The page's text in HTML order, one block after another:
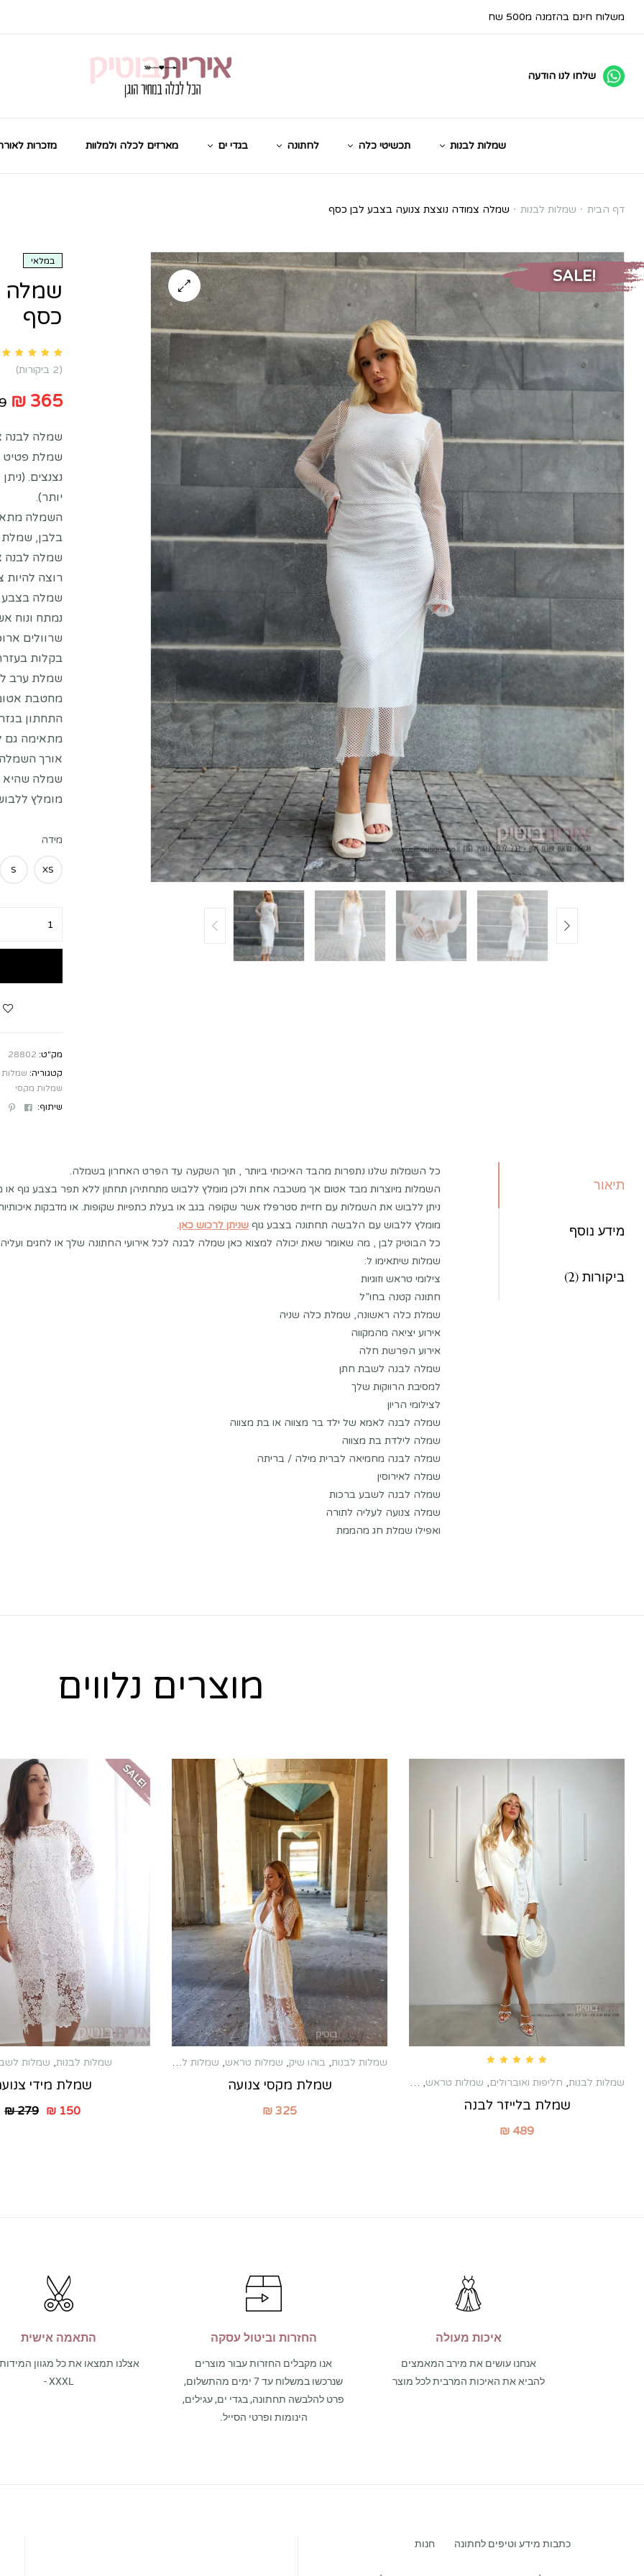
משלוח חינם בהזמנה מ500 שח
שלחו לנו הודעה
שמלות לבנות תכשיטי כלה לחתונה בגדי ים מארזים לכלה ולמלוות מזכרות
שמלה
צמודה
נוצצת
צנועה
בצבע
לבן
כסף
דף הבית שמלות לבנות שמלה צמודה נוצצת צנועה בצבע לבן כסף
SALE!
במלאי
שמלה
כסף
2
ratings(
2 ביקורות)
₪365
שמלה לבנה
שמלת פטיט
נצנצים.
יותר).
השמלה
בלבן, שמלת
שמלה לבנה
רוצה להיות
שמלה בצבע
נמתח ונוח
שרוולים
בקלות
שמלת ערב
מחטבת
התחתון
מתאימה גם
אורך השמלה
שמלה שהיא
מומלץ
מידה
XS
S
מק"ט: 28802
קטגוריה:
שמלות מקסי
שיתוף:
תיאור
מידע נוסף
ביקורות (2)
כל השמלות שלנו נתפרות מהבד האיכותי ביותר , תוך השקעה עד הפרט האחרון בשמלה.
השמלות מיוצרות מבד אטום אך משכבה אחת ולכן מומלץ ללבוש מתחתיהן תחתון ללא תפר בצבע גוף או
ניתן ללבוש את השמלות עם חזיית סטרפלז אשר שקופה בגב או בעלת כתפיות שקופות. או מדבקות
מומלץ ללבוש עם הלבשה תחתונה בצבע גוף שניתן לרכוש כאן.
כל הבוטיק לבן , מה שאומר שאת יכולה למצוא כאן שמלה לבנה לכל אירועי החתונה שלך או לחגים
שמלות שיתאימו ל:
צילומי טראש וזוגיות
חתונה קטנה בחו”ל
שמלת כלה ראשונה, שמלת כלה שניה
אירוע יציאה מהמקווה
אירוע הפרשת חלה
שמלה לבנה לשבת חתן
למסיבת הרווקות שלך
לצילומי הריון
שמלה לבנה לאמא של ילד בר מצווה או בת מצווה
שמלה לילדת בת מצווה
שמלה לבנה מחמיאה לברית מילה / בריתה
שמלה לאירוסין
שמלה לבנה לשבע ברכות
שמלה צנועה לעליה לתורה
ואפילו שמלת חג מהממת
מוצרים נלווים
שמלות לבנות, חליפות ואוברולים, שמלות טראש, שמלות כלה שניה שמלות לברית לאמא,שמלות לשבת חתן
שמלת בלייזר לבנה
₪ 489
שמלות לבנות, בוהו שיק, שמלות טראש, שמלות לברית לאמא שמלות לשבת חתן ,שמלות
שמלת מקסי צנועה
₪ 325
SALE!
שמלות לבנות, שמלות
שמלת מידי
₪279 ₪150
איכות מעולה
אנחנו עושים את מירב המאמצים
להביא את האיכות המרבית לכל מוצר
החזרות וביטול עסקה
אנו מקבלים החזרות עבור מוצרים
שנרכשו במשלוח עד 7 ימים מהתשלום,
פרט להלבשה תחתונה, בגדי ים, עגילים,
הינומות ופרטי הסייל.
התאמה אישית
- XXXL
כתבות מידע וטיפים לחתונה חנות